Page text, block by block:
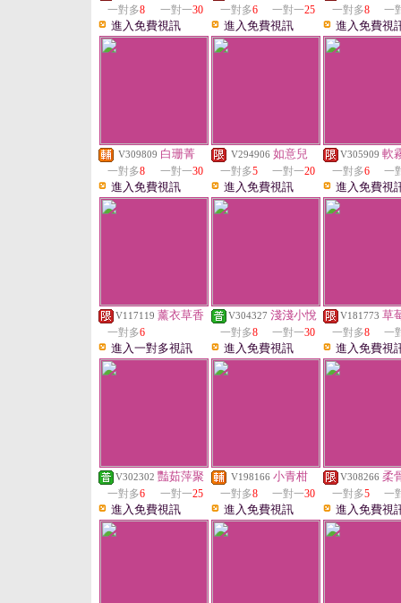
一對多8 一對一30
進入免費視訊
一對多6 一對一25
進入免費視訊
一對多8 一
進入免費視
V309809 白珊菁
一對多8 一對一30
進入免費視訊
V294906 如意兒
一對多5 一對一20
進入免費視訊
V305909 軟
一對多6 一
進入免費視
V117119 薰衣草香
一對多6
進入一對多視訊
V304327 淺淺小悅
一對多8 一對一30
進入免費視訊
V181773 草
一對多8 一
進入免費視
V302302 豔茹萍聚
一對多6 一對一25
進入免費視訊
V198166 小青柑
一對多8 一對一30
進入免費視訊
V308266 柔
一對多5 一
進入免費視